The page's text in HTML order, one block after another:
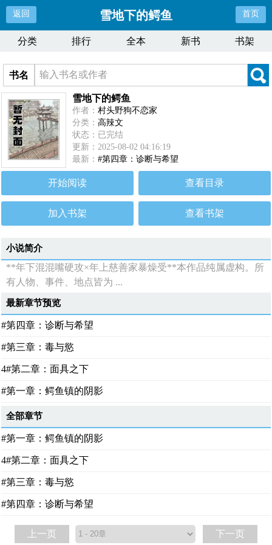
返回 雪地下的鳄鱼 首页
分类 排行 全本 新书 书架
书名
雪地下的鳄鱼
作者：村头野狗不恋家
分类：高辣文
状态：已完结
更新：2025-08-02 04:16:19
最新：#第四章：诊断与希望
开始阅读 查看目录
加入书架 查看书架
小说简介
**年下混混嘴硬攻×年上慈善家暴燥受**本作品纯属虚构。所
有人物、事件、地点皆为 ...
最新章节预览
#第四章：诊断与希望
#第三章：毒与慾
4#第二章：面具之下
#第一章：鳄鱼镇的阴影
全部章节
#第一章：鳄鱼镇的阴影
4#第二章：面具之下
#第三章：毒与慾
#第四章：诊断与希望
上一页 下一页